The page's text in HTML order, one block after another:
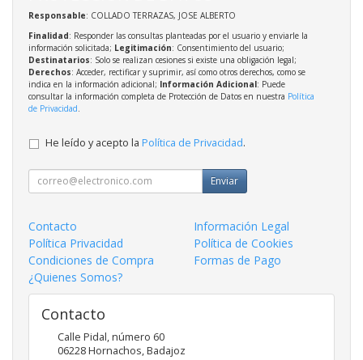
Responsable: COLLADO TERRAZAS, JOSE ALBERTO
Finalidad: Responder las consultas planteadas por el usuario y enviarle la
información solicitada; Legitimación: Consentimiento del usuario;
Destinatarios: Solo se realizan cesiones si existe una obligación legal;
Derechos: Acceder, rectificar y suprimir, así como otros derechos, como se
indica en la información adicional; Información Adicional: Puede
consultar la información completa de Protección de Datos en nuestra Política
de Privacidad
He leído y acepto la Política de Privacidad.
Enviar
Contacto
Información Legal
Política Privacidad
Política de Cookies
Condiciones de Compra
Formas de Pago
¿Quienes Somos?
Contacto
Calle Pidal, número 60
06228Hornachos,Badajoz